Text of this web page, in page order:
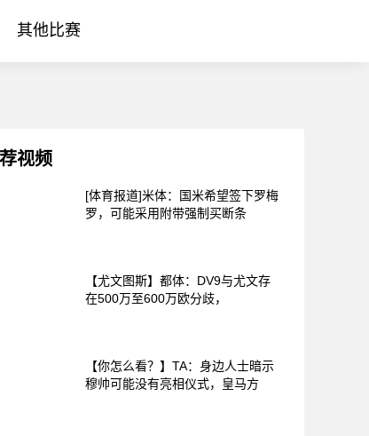
其他比赛
视频
[体育报道]米体：国米希望签下罗梅
罗，可能采用附带强制买断条
【尤文图斯】都体：DV9与尤文存
在500万至600万欧分歧，
【你怎么看？】TA：身边人士暗示
穆帅可能没有亮相仪式，皇马方